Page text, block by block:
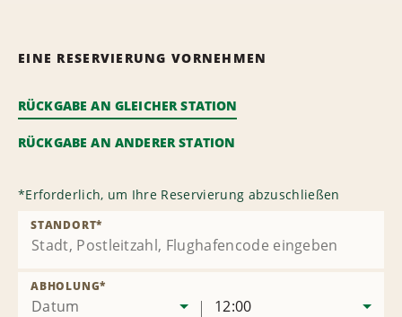
EINE RESERVIERUNG VORNEHMEN
RÜCKGABE AN GLEICHER STATION
RÜCKGABE AN ANDERER STATION
*Erforderlich, um Ihre Reservierung abzuschließen
STANDORT*
Datum
ABHOLUNG*
12:00